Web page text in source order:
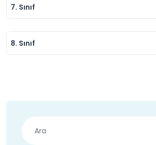
7. Sınıf
8. Sınıf